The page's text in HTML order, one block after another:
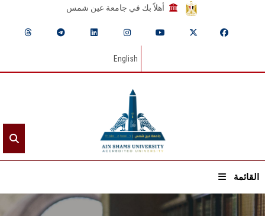
أهلاً بك في جامعة عين شمس
English
القائمة
الرئيسيـة